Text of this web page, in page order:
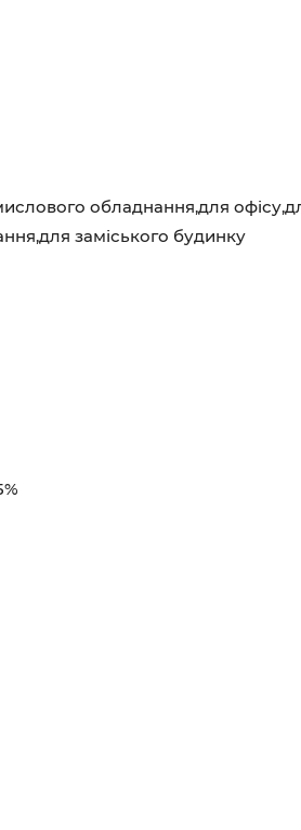
обладнання,для
заміського будинку